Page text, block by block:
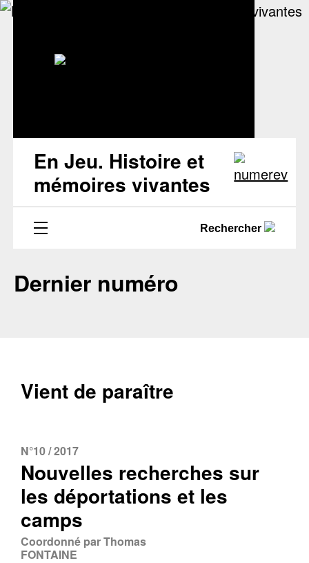
En Jeu. Histoire et
mémoires vivantes
Rechercher
Dernier numéro
Vient de paraître
N°10 / 2017
Nouvelles recherches sur
les déportations et les
camps
Coordonné par Thomas
FONTAINE